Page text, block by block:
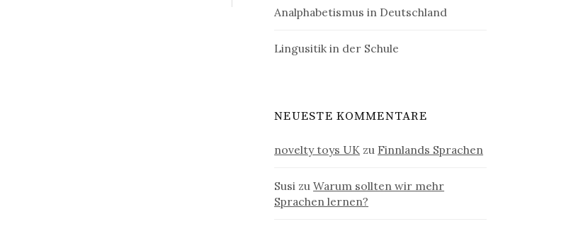
Analphabetismus in Deutschland
Lingusitik in der Schule
NEUESTE KOMMENTARE
novelty toys UK zu Finnlands Sprachen
Susi zuWarum sollten wir mehr
Sprachen lernen?